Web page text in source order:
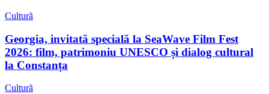
Cultură
Georgia, invitată specială la SeaWave Film Fest
2026: film, patrimoniu UNESCO și dialog cultural
la Constanța
Cultură